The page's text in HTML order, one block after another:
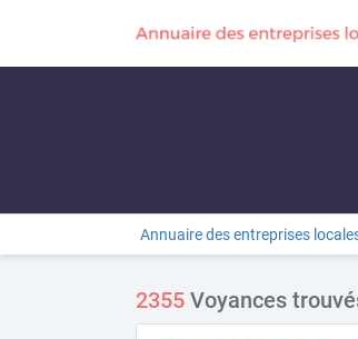
Annuaire des entreprises
2355 Voyances